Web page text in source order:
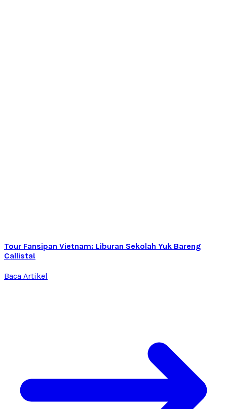
Tour Fansipan Vietnam: Liburan Sekolah Yuk Bareng
Callista!
Baca Artikel